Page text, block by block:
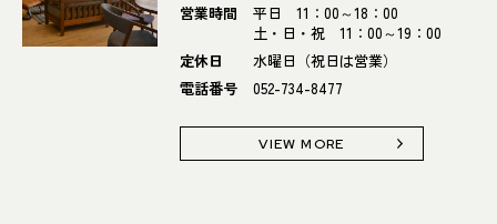
営業時間
平日 11：00～18：00
土・日・祝 11：00～19：00
定休日
水曜日（祝日は営業）
電話番号
052-734-8477
VIEW MORE